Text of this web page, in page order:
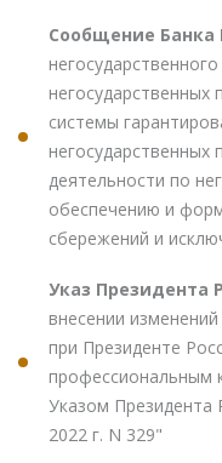
Сообщение Банка
негосударственных
системы
деятельности по
обеспечению и
сбережений и
Указ Президента
внесении
при Президенте
профессиональным
Указом Президента
2022 г. N 329"